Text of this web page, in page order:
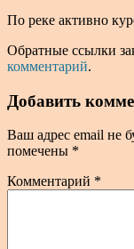
По реке активно
Обратные ссылки
комментарий.
Добавить
Ваш адрес email не
помечены *
Комментарий *